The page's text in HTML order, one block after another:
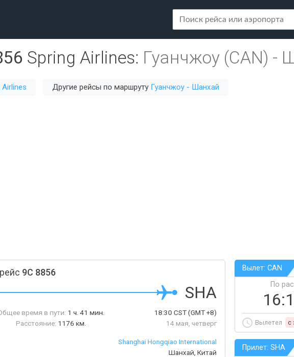
Spring Airlines: Гуанчжоу (CAN) -
Airlines Другие рейсы по маршруту Гуанчжоу - Шанхай
9C 8856
SHA
время в пути: 1 ч. 41 мин.
Расстояние: 1176 км.
18:30 CST(GMT +8)
14 мая, четверг
Shanghai Hongqiao International
Шанхай, Китай
Вылет: CAN
По
Вылетел c
Прилет: SHA